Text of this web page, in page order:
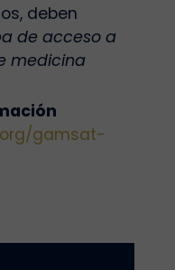
deben
de acceso a
medicina
gamsat-